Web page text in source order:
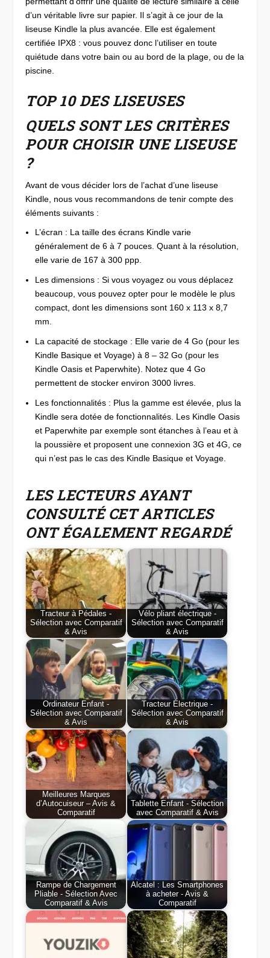
d’un véritable livre sur papier. Il s’agit à ce jour de la
liseuse Kindle la plus avancée. Elle est également
certifiée IPX8 : vous pouvez donc l’utiliser en toute
quiétude dans votre bain ou au bord de la plage, ou de la
piscine.
TOP 10 DES LISEUSES
QUELS SONT LES CRITÈRES
POUR CHOISIR UNE LISEUSE
?
Avant de vous décider lors de l’achat d’une liseuse
Kindle, nous vous recommandons de tenir compte des
éléments suivants :
L’écran : La taille des écrans Kindle varie
généralement de 6 à 7 pouces. Quant à la résolution,
elle varie de 167 à 300 ppp.
Les dimensions : Si vous voyagez ou vous déplacez
beaucoup, vous pouvez opter pour le modèle le plus
compact, dont les dimensions sont 160 x 113 x 8,7
mm.
La capacité de stockage : Elle varie de 4 Go (pour les
Kindle Basique et Voyage) à 8 – 32 Go (pour les
Kindle Oasis et Paperwhite). Notez que 4 Go
permettent de stocker environ 3000 livres.
Les fonctionnalités : Plus la gamme est élevée, plus la
Kindle sera dotée de fonctionnalités. Les Kindle Oasis
et Paperwhite par exemple sont étanches à l’eau et à
la poussière et proposent une connexion 3G et 4G, ce
qui n’est pas le cas des Kindle Basique et Voyage.
LES LECTEURS AYANT
CONSULTÉ CET ARTICLES
ONT ÉGALEMENT REGARDÉ
Tracteur à Pédales -
Sélection avec Comparatif
& Avis
Vélo pliant électrique -
Sélection avec Comparatif
& Avis
Ordinateur Enfant -
Sélection avec Comparatif
& Avis
Tracteur Électrique -
Sélection avec Comparatif
& Avis
Meilleures Marques
d’Autocuiseur – Avis &
Comparatif
Tablette Enfant - Sélection
avec Comparatif & Avis
Rampe de Chargement
Pliable - Sélection Avec
Comparatif & Avis
Alcatel : Les Smartphones
à acheter - Avis &
Comparatif